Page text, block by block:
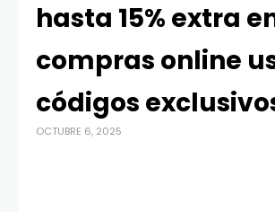
hasta 15% extra
compras online
códigos
OCTUBRE 6, 2025